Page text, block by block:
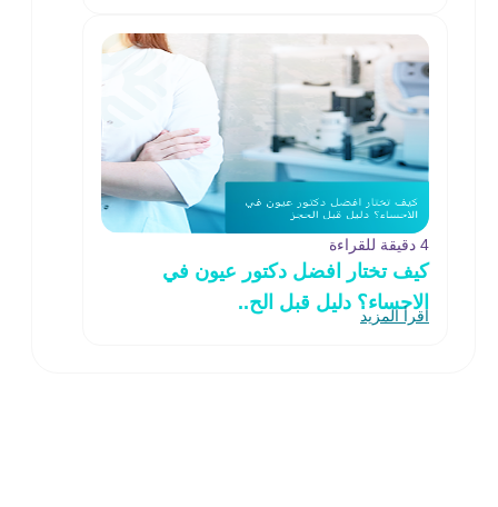
4 دقيقة للقراءة
كيف تختار افضل دكتور عيون في
الاحساء؟ دليل قبل الح..
اقرأ المزيد